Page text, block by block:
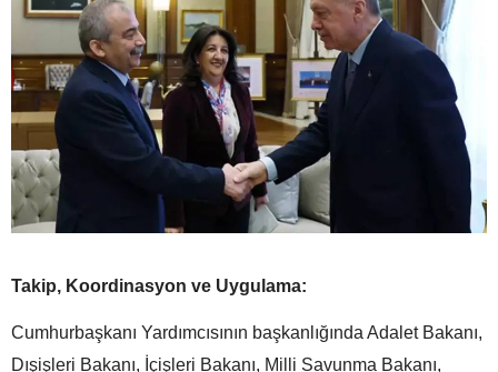
Takip, Koordinasyon ve Uygulama:
Cumhurbaşkanı Yardımcısının başkanlığında Adalet Bakanı,
Dışişleri Bakanı, İçişleri Bakanı, Milli Savunma Bakanı,